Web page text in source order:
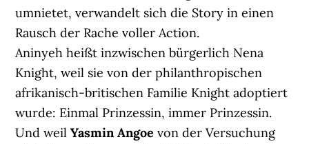
umnietet, verwandelt sich die Story in einen
Rausch der Rache voller Action.
Aninyeh heißt inzwischen bürgerlich Nena
Knight, weil sie von der philanthropischen
afrikanisch-britischen Familie Knight adoptiert
wurde: Einmal Prinzessin, immer Prinzessin.
Und weilYasmin Angoe von der Versuchung